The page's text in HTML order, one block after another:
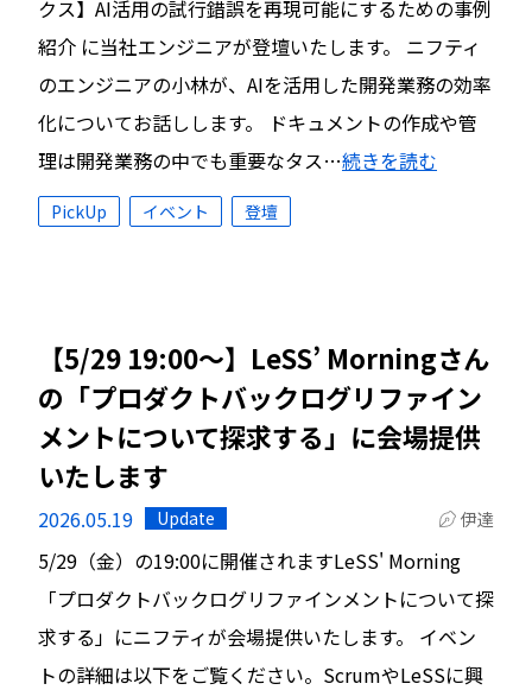
クス】AI活用の試行錯誤を再現可能にするための事例
紹介 に当社エンジニアが登壇いたします。 ニフティ
のエンジニアの小林が、AIを活用した開発業務の効率
化についてお話しします。 ドキュメントの作成や管
理は開発業務の中でも重要なタス…続きを読む
PickUp イベント 登壇
【5/29 19:00〜】LeSS’ Morningさん
の「プロダクトバックログリファイン
メントについて探求する」に会場提供
いたします
2026.05.19 Update 伊達
5/29（金）の19:00に開催されますLeSS' Morning
「プロダクトバックログリファインメントについて探
求する」にニフティが会場提供いたします。 イベン
トの詳細は以下をご覧ください。ScrumやLeSSに興